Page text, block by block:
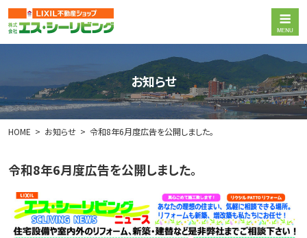
お知らせ
HOME お知らせ 令和8年6月度広告を公開しました。
令和8年6月度広告を公開しました。